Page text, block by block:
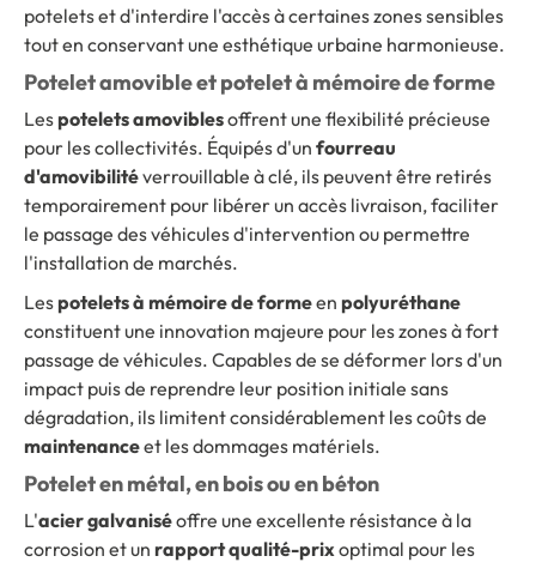
potelets et d'interdire l'accès à certaines zones sensibles
tout en conservant une esthétique urbaine harmonieuse.
Potelet amovible et potelet à mémoire de forme
Lespotelets amoviblesoffrent une flexibilité précieuse
pour les collectivités. Équipés d'un fourreau
d'amovibilitéverrouillable à clé, ils peuvent être retirés
temporairement pour libérer un accès livraison, faciliter
le passage des véhicules d'intervention ou permettre
l'installation de marchés.
Lespotelets à mémoire de formeen polyuréthane
constituent une innovation majeure pour les zones à fort
passage de véhicules. Capables de se déformer lors d'un
impact puis de reprendre leur position initiale sans
dégradation, ils limitent considérablement les coûts de
maintenanceet les dommages matériels.
Potelet en métal, en bois ou en béton
L'acier galvaniséoffre une excellente résistance à la
corrosion et un rapport qualité-prix optimal pour les